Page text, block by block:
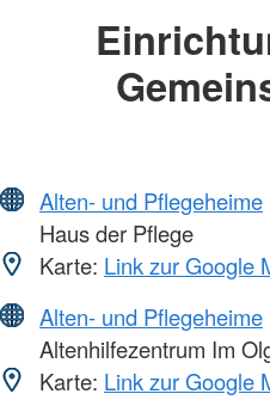
Alten- und Pflegeheime
Haus der Pflege
Karte: Link zur Google
Alten- und Pflegeheime
Altenhilfezentrum Im
Karte: Link zur Google